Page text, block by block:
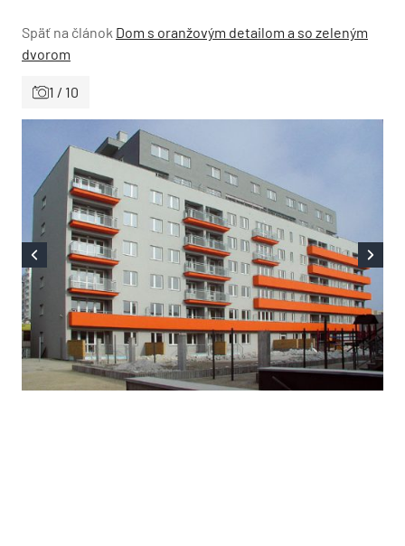
Späť na článok Dom s oranžovým detailom a so zeleným
dvorom
1 / 10